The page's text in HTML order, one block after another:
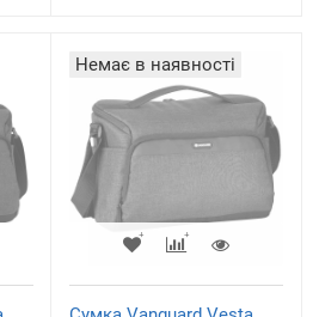
Немає в наявності